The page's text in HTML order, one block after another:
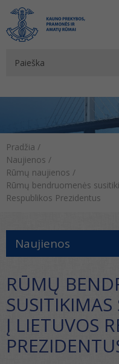
Pradžia /
Naujienos /
Rūmų naujienos /
Rūmų bendruomenės
Respublikos Prezidentus
Naujienos
RŪMŲ
Į LIETUVOS